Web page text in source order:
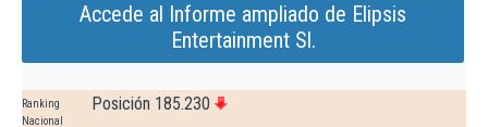
Accede al Informe ampliado de Elipsis
Entertainment Sl.
Ranking
Nacional
Posición 185.230